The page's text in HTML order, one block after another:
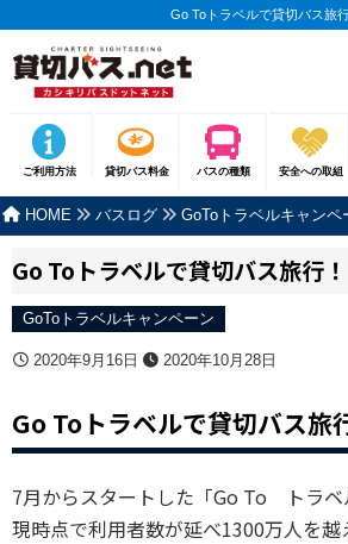
Go Toトラベルで貸切バス旅行
ご利用方法 貸切バス料金 バスの種類 安全への取組
HOME バスログ GoToトラベルキャンペ
Go Toトラベルで貸切バス旅行！
GoToトラベルキャンペーン
2020年9月16日 2020年10月28日
Go Toトラベルで貸切バス旅
7月からスタートした「Go To トラベ
現時点で利用者数が延べ1300万人を